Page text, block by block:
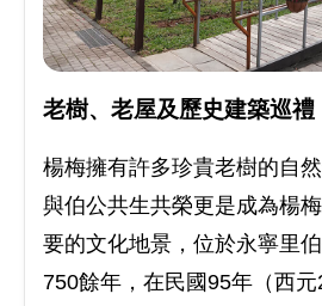
老樹、老屋及歷史建築巡禮
楊梅擁有許多珍貴老樹的自
與伯公共生共榮更是成為楊
要的文化地景，位於永寧里
750餘年，在民國95年（西